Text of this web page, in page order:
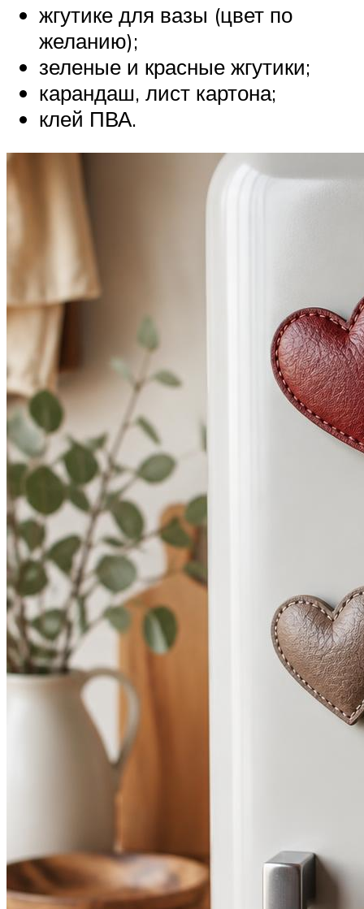
жгутике для вазы (цвет по
желанию);
зеленые и красные жгутики;
карандаш, лист картона;
клей ПВА.